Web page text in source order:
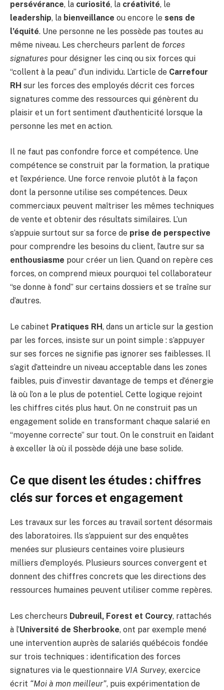
persévérance, la curiosité, la créativité, le
leadership, la bienveillance ou encore le sens de
l’équité. Une personne ne les possède pas toutes au
même niveau. Les chercheurs parlent de forces
signatures pour désigner les cinq ou six forces qui
“collent à la peau” d’un individu. L’article de Carrefour
RH sur les forces des employés décrit ces forces
signatures comme des ressources qui génèrent du
plaisir et un fort sentiment d’authenticité lorsque la
personne les met en action.
Il ne faut pas confondre force et compétence. Une
compétence se construit par la formation, la pratique
et l’expérience. Une force renvoie plutôt à la façon
dont la personne utilise ses compétences. Deux
commerciaux peuvent maîtriser les mêmes techniques
de vente et obtenir des résultats similaires. L’un
s’appuie surtout sur sa force de prise de perspective
pour comprendre les besoins du client, l’autre sur sa
enthousiasme pour créer un lien. Quand on repère ces
forces, on comprend mieux pourquoi tel collaborateur
“se donne à fond” sur certains dossiers et se traîne sur
d’autres.
Le cabinet Pratiques RH, dans un article sur la gestion
par les forces, insiste sur un point simple : s’appuyer
sur ses forces ne signifie pas ignorer ses faiblesses. Il
s’agit d’atteindre un niveau acceptable dans les zones
faibles, puis d’investir davantage de temps et d’énergie
là où l’on a le plus de potentiel. Cette logique rejoint
les chiffres cités plus haut. On ne construit pas un
engagement solide en transformant chaque salarié en
“moyenne correcte” sur tout. On le construit en l’aidant
à exceller là où il possède déjà une base solide.
Ce que disent les études : chiffres
clés sur forces et engagement
Les travaux sur les forces au travail sortent désormais
des laboratoires. Ils s’appuient sur des enquêtes
menées sur plusieurs centaines voire plusieurs
milliers d’employés. Plusieurs sources convergent et
donnent des chiffres concrets que les directions des
ressources humaines peuvent utiliser comme repères.
Les chercheurs Dubreuil, Forest et Courcy, rattachés
à l’Université de Sherbrooke, ont par exemple mené
une intervention auprès de salariés québécois fondée
sur trois techniques : identification des forces
signatures via le questionnaire VIA Survey, exercice
écrit “Moi à mon meilleur”, puis expérimentation de